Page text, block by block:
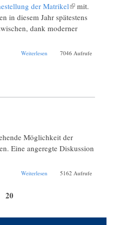
der Matrikel(Link ist
extern)
mit.
in diesem Jahr spätestens
dank moderner
Weiterlesen über Die7046 Aufrufe
Möglichkeit der
Eine angeregte Diskussion
Weiterlesen über Online-Forschung
5162 Aufrufe
20